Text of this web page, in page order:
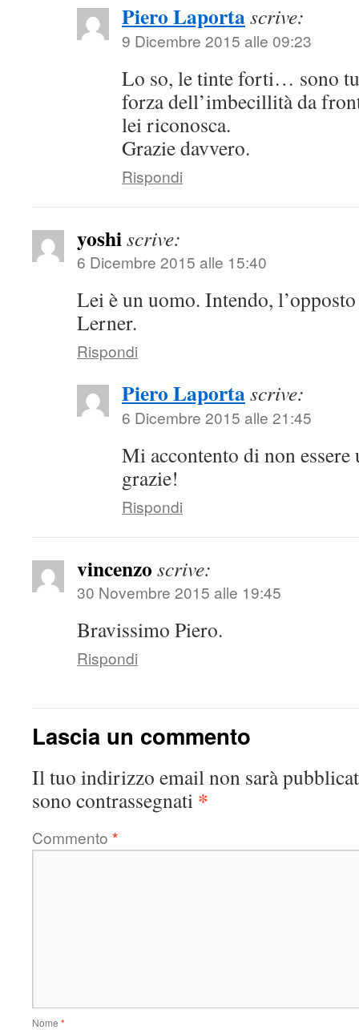
Piero Laportascrive:
9 Dicembre 2015 alle 09:23
Lo so, le tinte forti… sono
forza dell’imbecillità da
lei riconosca.
Grazie davvero.
Rispondi
yoshiscrive:
6 Dicembre 2015 alle 15:40
Lei è un uomo. Intendo,
Lerner.
Rispondi
Piero Laportascrive:
6 Dicembre 2015 alle 21:45
Mi accontento di non
grazie!
Rispondi
vincenzo scrive:
30 Novembre 2015 alle 19:45
Bravissimo Piero.
Rispondi
Lascia un commento
Il tuo indirizzo email non sarà
sono contrassegnati *
Commento *
Nome *